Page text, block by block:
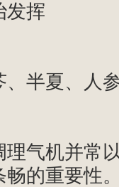
发挥
半夏、人
气机并常
的重要性